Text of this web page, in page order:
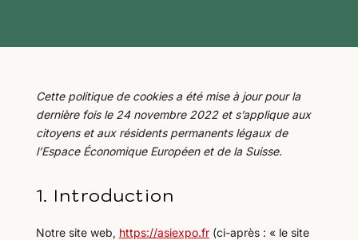
Cette politique de cookies a été mise à jour pour la
dernière fois le 24 novembre 2022 et s’applique aux
citoyens et aux résidents permanents légaux de
l’Espace Économique Européen et de la Suisse.
1. Introduction
Notre site web, https://asiexpo.fr(ci-après : « le site